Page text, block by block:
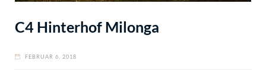
C4 Hinterhof Milonga
FEBRUAR 6, 2018